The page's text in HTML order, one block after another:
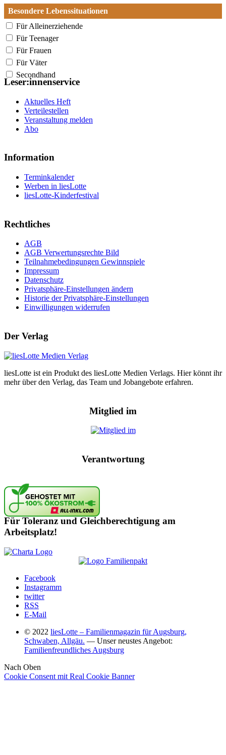
Besondere Lebenssituationen
Für Alleinerziehende
Für Teenager
Für Frauen
Für Väter
Secondhand
Leser:innenservice
Aktuelles Heft
Verteilestellen
Veranstaltung melden
Abo
Information
Terminkalender
Werben in liesLotte
liesLotte-Kinderfestival
Rechtliches
AGB
AGB Verwertungsrechte Bild
Teilnahmebedingungen Gewinnspiele
Impressum
Datenschutz
Privatsphäre-Einstellungen ändern
Historie der Privatsphäre-Einstellungen
Einwilligungen widerrufen
Der Verlag
liesLotte ist ein Produkt des liesLotte Medien Verlags. Hier könnt ihr
mehr über den Verlag, das Team und Jobangebote erfahren.
Mitglied im
Verantwortung
Für Toleranz und Gleichberechtigung am
Arbeitsplatz!
Facebook
Instagramm
twitter
RSS
E-Mail
© 2022 liesLotte – Familienmagazin für Augsburg,
Schwaben, Allgäu. — Unser neustes Angebot:
Familienfreundliches Augsburg
Nach Oben
Cookie Consent mit Real Cookie Banner